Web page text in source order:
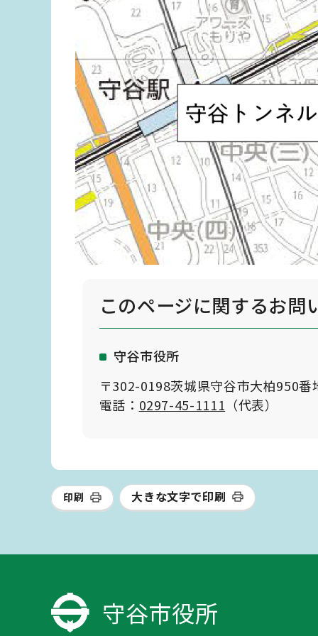
このページに関するお問
守谷市役所
〒302-0198茨城県守谷市大柏950番
電話： 0297-45-1111 （代表）
印刷 大きな文字で印刷
守谷市役所